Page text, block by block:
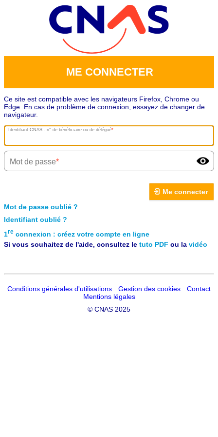
ME CONNECTER
Ce site est compatible avec les navigateurs Firefox, Chrome ou
Edge. En cas de problème de connexion, essayez de changer de
navigateur.
Identifiant CNAS : n° de bénéficiaire ou de délégué
Mot de passe
Me connecter
Mot de passe oublié ?
Identifiant oublié ?
1re connexion : créez votre compte en ligne
Si vous souhaitez de l'aide, consultez le tuto PDF ou la vidéo
Conditions générales d'utilisations Gestion des cookies
Contact
Mentions légales
© CNAS 2025